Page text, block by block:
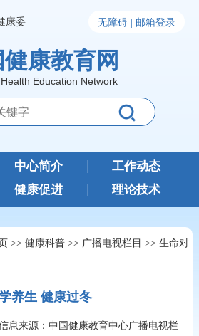
康委 无障碍 | 邮箱登录
康教育网
Education Network
中心简介
工作动态
健康促进 理论技术
>> 健康科普>> 广播电视栏目 >> 生命对
养生 健康过冬
息来源：中国健康教育中心广播电视栏